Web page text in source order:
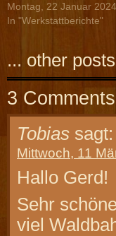
Montag, 22 Januar 2024
In "Werkstattberichte"
... other
3 Comments
Tobias sagt:
Mittwoch, 11
Hallo Gerd!
Sehr
viel